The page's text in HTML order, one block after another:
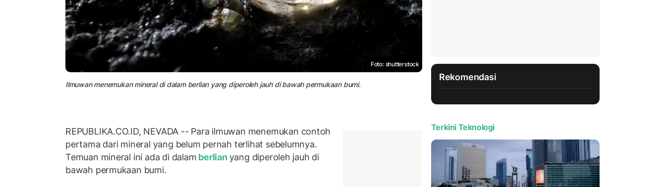
Foto: shutterstock
Ilmuwan menemukan mineral di dalam berlian yang diperoleh jauh di bawah permukaan bumi.
REPUBLIKA.CO.ID, NEVADA -- Para ilmuwan menemukan contoh
pertama dari mineral yang belum pernah terlihat sebelumnya.
Temuan mineral ini ada di dalam berlianyang diperoleh jauh di
bawah permukaan bumi.
Rekomendasi
Terkini Teknologi